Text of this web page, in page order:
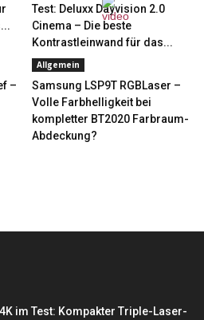
Test: Deluxx Dayvision 2.0
Cinema – Die beste
Kontrastleinwand für das...
–
Allgemein
Samsung LSP9T RGBLaser –
Volle Farbhelligkeit bei
kompletter BT2020 Farbraum-
Abdeckung?
im Test: Kompakter Triple-Laser-